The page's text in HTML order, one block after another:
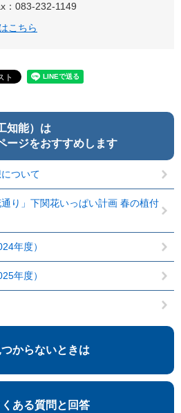
：083-232-1149
こちら
知能）は
ージをおすすめします
ついて
通り」下関花いっぱい計画 春の植付
年度）
年度）
つからないときは
くある質問と回答